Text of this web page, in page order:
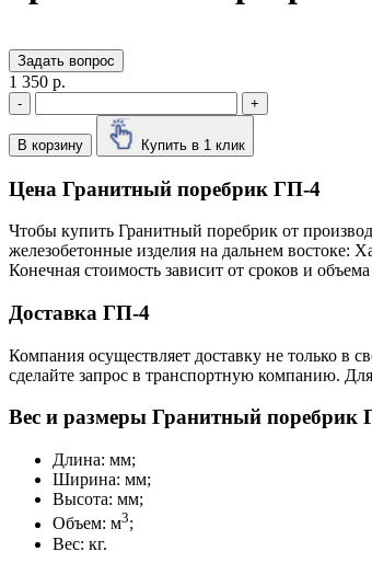
Задать вопрос
1 350 р.
- +
В корзину Купить в 1 клик
Цена Гранитный поребрик ГП-4
Чтобы купить Гранитный поребрик от
железобетонные изделия на дальнем
Конечная стоимость зависит от сроков и
Доставка ГП-4
Компания осуществляет доставку не только в
сделайте запрос в транспортную компанию.
Вес и размеры Гранитный поребрик
Длина: мм;
Ширина: мм;
Высота: мм;
Объем: м3;
Вес: кг.